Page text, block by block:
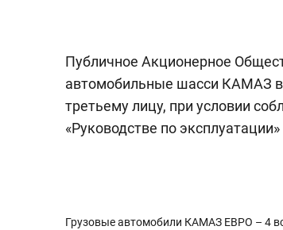
Публичное Акционерное
автомобильные шасси КАМАЗ в
третьему лицу, при условии
«Руководстве по
Грузовые автомобили КАМАЗ ЕВРО – 4